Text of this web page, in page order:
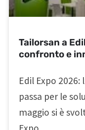
Tailorsan a
confronto e
Edil Expo
passa per le
maggio si è